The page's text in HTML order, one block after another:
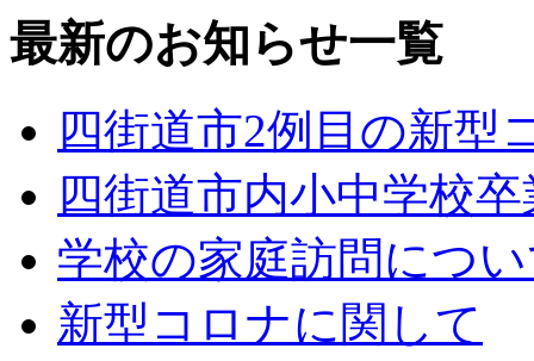
最新のお知らせ一覧
四街道市2例目の新型
四街道市内小中学校
学校の家庭訪問につ
新型コロナに関して